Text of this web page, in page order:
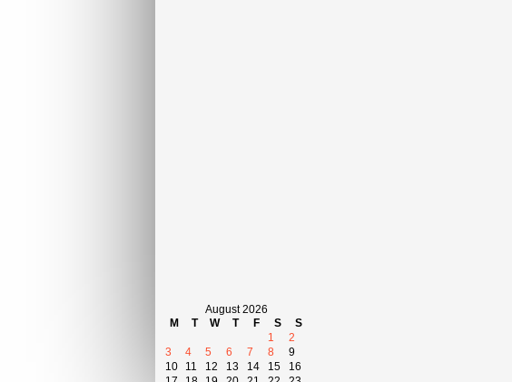
August 2026
M
T W T F S
S
1
2
3
4 5 6 7 8
9
10
11 12 13 14 15
16